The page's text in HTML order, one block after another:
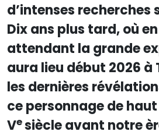
d’intenses recherches
Dix ans plus tard, où
attendant la grande
aura lieu début 2026 à
les dernières
ce personnage de
Vesiècle avant notre